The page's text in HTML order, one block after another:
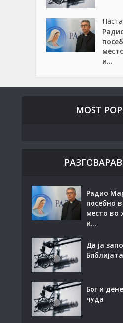
и...
MOST
Радио
посебно
место во
и...
Да ја
Библијата
Бог и
чуда